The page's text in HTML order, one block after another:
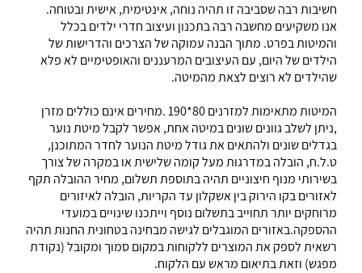
חשיבות רבה שסביבה זו תהיה נוחה, אינטימית, אישית ובטוחה.
אנו משקיעים מחשבה רבה בתכנון ועיצוב חדרי ילדים בכלל
והמיטות בפרט. מתוך הבנה עמוקה של הצרכים והדרישות של
הילדים של היום, עם העיצובים המרעננים והאופטימיים לא פלא
שהילדים לא רוצים לצאת מהמיטה.
המיטות מתאימות למזרנים 80*190 .מחירים אינם כוללים מזרן
,ניתן לשלב גוונים שונים במיטה אחת, אפשר לקבל מיטת נוער
בגדלים שונים ולהתאים את גודל מיטת הנוער לחדר המתוכנן,
ט.ל.ח, הובלה במדרגות מעל קומה שלישית או במקרה של צורך
בשירותי מנוף חיצוניים תהיה בתוספת תשלום, מחיר ההובלה תקף
לאזורים בקו הירוק בין אשקלון עד הקריות, הובלה לאיזורים
מרוחקים יותר תחוייב בתשלום נוסף וייתכנו שינויים במועדי
ההספקה.באזורים המוגבלים לגישה מבחינה בטחונית החנות תהיה
רשאית לספק את המוצרים ללקוחות במקום סמוך ומקובל (נקודת
מפגש) וזאת בתיאום מראש עם הלקוח.